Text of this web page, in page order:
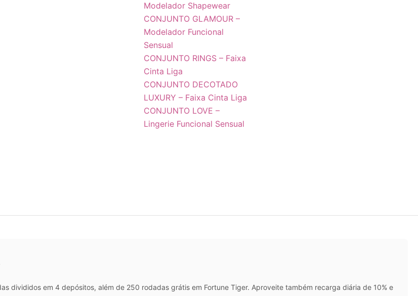
Modelador Shapewear
CONJUNTO GLAMOUR –
Modelador Funcional
Sensual
CONJUNTO RINGS – Faixa
Cinta Liga
CONJUNTO DECOTADO
LUXURY – Faixa Cinta Liga
CONJUNTO LOVE –
Lingerie Funcional Sensual
divididos em 4 depósitos, além de 250 rodadas grátis em Fortune Tiger. Aproveite também recarga diária de 10% e